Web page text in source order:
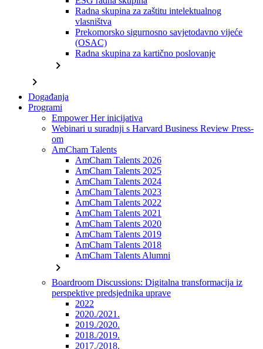
Radna skupina za zaštitu intelektualnog
vlasništva
Prekomorsko sigurnosno savjetodavno vijeće
(OSAC)
Radna skupina za kartično poslovanje
chevron_right
chevron_right
Događanja
Programi
Empower Her inicijativa
Webinari u suradnji s Harvard Business Review Press-
om
AmCham Talents
AmCham Talents 2026
AmCham Talents 2025
AmCham Talents 2024
AmCham Talents 2023
AmCham Talents 2022
AmCham Talents 2021
AmCham Talents 2020
AmCham Talents 2019
AmCham Talents 2018
AmCham Talents Alumni
chevron_right
Boardroom Discussions: Digitalna transformacija iz
perspektive predsjednika uprave
2022
2020./2021.
2019./2020.
2018./2019.
2017./2018.